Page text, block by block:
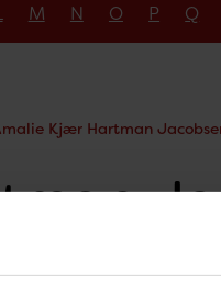
M N O P Q
Kjær Hartman